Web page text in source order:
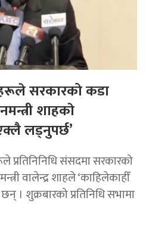
सरकारको कडा
शाहकाे
लड्नुपर्छ’
प्रतिनिनिधि संसदमा सरकारको
वालेन्द्र शाहले ‘काहिलेकाहीँ
। शुक्रबारको प्रतिनिधि सभामा